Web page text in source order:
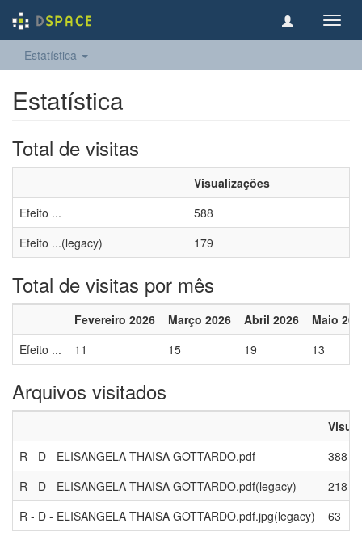
Estatística
Estatística
Total de visitas
Visualizações
Efeito ...
588
Efeito ...(legacy)
179
Total de visitas por mês
Fevereiro 2026 Março 2026 Abril 2026
Maio
Efeito ...
11 15 19 13
Arquivos visitados
R - D - ELISANGELA THAISA GOTTARDO.pdf
388
R - D - ELISANGELA THAISA GOTTARDO.pdf(legacy)
218
R - D - ELISANGELA THAISA GOTTARDO.pdf.jpg(legacy)
63